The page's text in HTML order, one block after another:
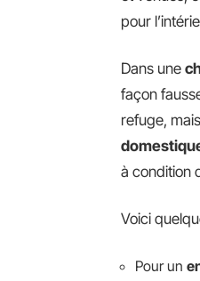
pour
Dans une
façon
refuge,
à condition
Voici
Pour un